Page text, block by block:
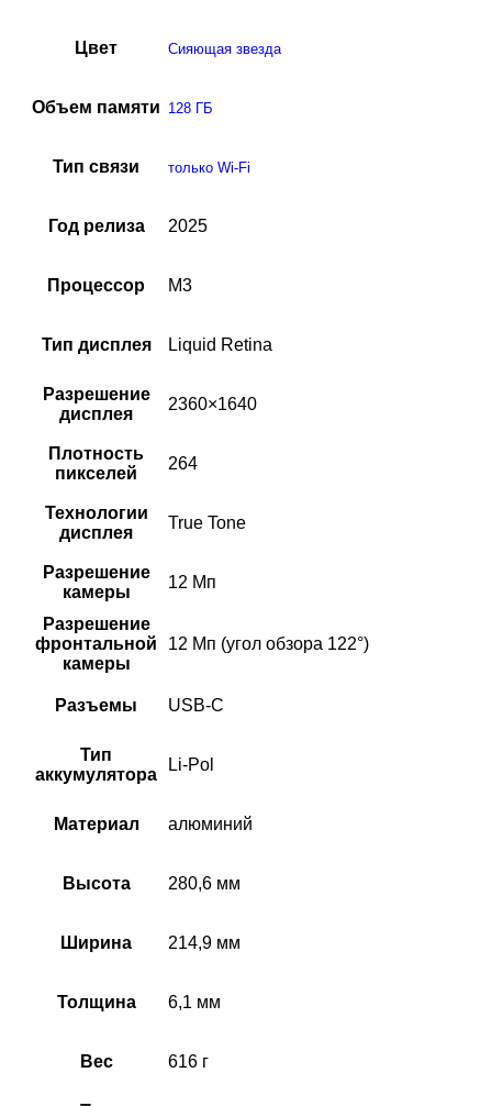
Цвет Сияющая звезда
Объем памяти 128 ГБ
Тип связи только Wi-Fi
Год релиза 2025
Процессор M3
Тип дисплея Liquid Retina
Разрешение
дисплея
2360×1640
Плотность
пикселей
264
Технологии
дисплея
True Tone
Разрешение
камеры
12 Мп
Разрешение
фронтальной
камеры
12 Мп (угол обзора 122°)
Разъемы USB‑C
Тип
аккумулятора
Li-Pol
Материал алюминий
Высота 280,6 мм
Ширина 214,9 мм
Толщина 6,1 мм
Вес 616 г